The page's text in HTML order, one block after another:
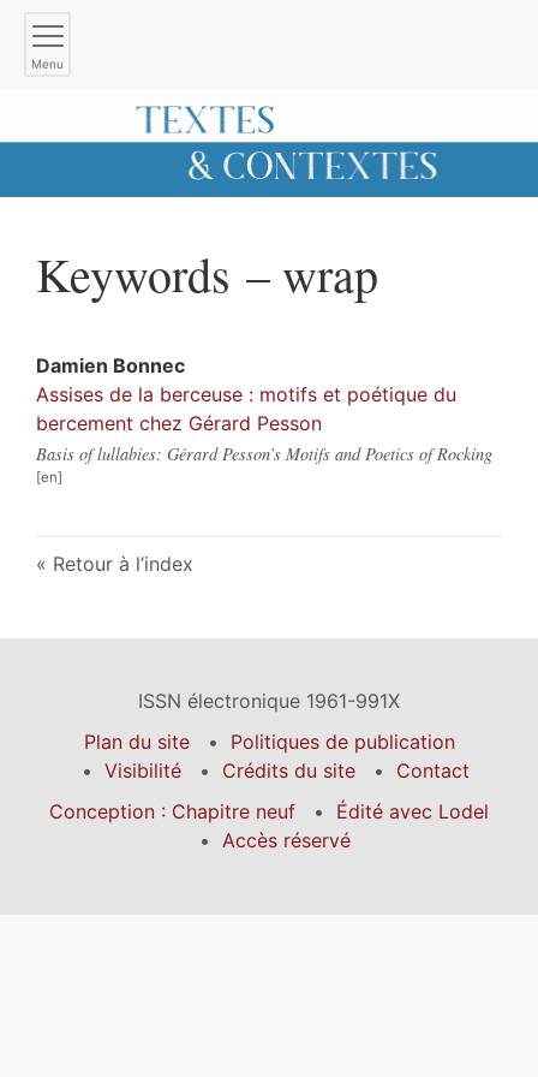
Menu
Keywords – wrap
Damien Bonnec
Assises de la berceuse : motifs et poétique du
bercement chez Gérard Pesson
Basis of lullabies: Gérard Pesson’s Motifs and Poetics of Rocking
Retour à l’index
ISSN électronique 1961-991X
Plan du site
Politiques de publication
Visibilité
Crédits du site
Contact
Conception : Chapitre neuf
Édité avec Lodel
Accès réservé